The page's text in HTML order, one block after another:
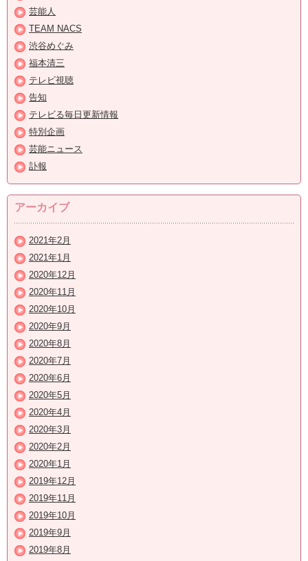
芸能人
TEAM NACS
渋谷めぐみ
福本清三
テレビ視聴
告知
テレビる毎日更新情報
特別企画
芸能ニュース
訃報
アーカイブ
2021年2月
2021年1月
2020年12月
2020年11月
2020年10月
2020年9月
2020年8月
2020年7月
2020年6月
2020年5月
2020年4月
2020年3月
2020年2月
2020年1月
2019年12月
2019年11月
2019年10月
2019年9月
2019年8月